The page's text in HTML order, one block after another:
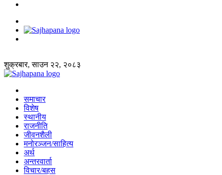
शुक्रबार, साउन २२, २०८३
समाचार
विशेष
स्थानीय
राजनीति
जीवनशैली
मनोरञ्जन/साहित्य
अर्थ
अन्तरवार्ता
विचार/बहस